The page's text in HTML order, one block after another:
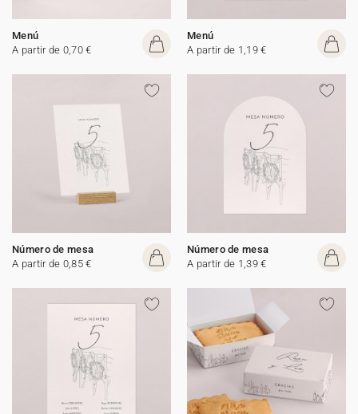
Menú
A partir de 0,70 €
Menú
A partir de 1,19 €
Número de mesa
A partir de 0,85 €
Número de mesa
A partir de 1,39 €